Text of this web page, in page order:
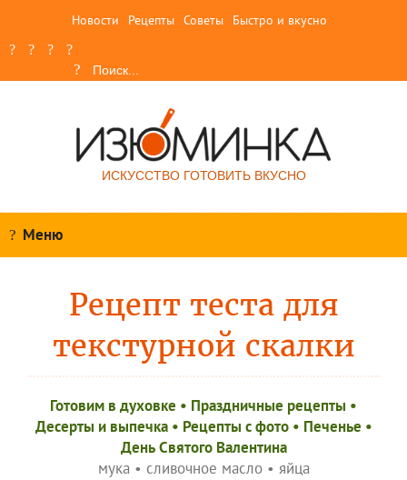
Новости Рецепты Советы Быстро и вкусно
ИСКУССТВО ГОТОВИТЬ ВКУСНО
Меню
Рецепт теста для
текстурной скалки
Готовим в духовке • Праздничные рецепты •
Десерты и выпечка• Рецепты c фото• Печенье •
День Святого Валентина
мука• сливочное масло• яйца